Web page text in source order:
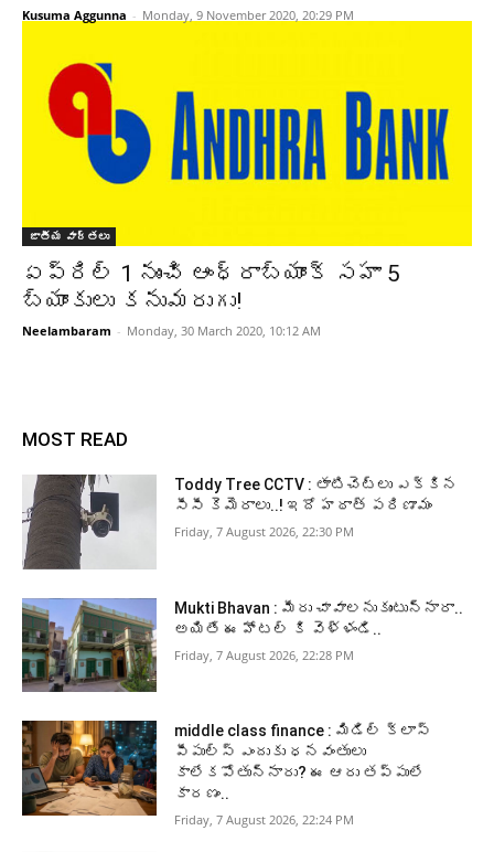
Kusuma Aggunna - Monday, 9 November 2020, 20:29 PM
జాతీయ వార్తలు
ఏప్రిల్ 1 నుంచి ఆంధ్రాబ్యాంక్ సహా 5
బ్యాంకులు కనుమరుగు!
Neelambaram - Monday, 30 March 2020, 10:12 AM
MOST READ
Toddy Tree CCTV : తాటిచెట్లు ఎక్కిన
సీసీ కెమెరాలు..! ఇదో హఠాత్ పరిణామం
Friday, 7 August 2026, 22:30 PM
Mukti Bhavan : మీరు చావాలనుకుంటున్నారా..
అయితే ఈ హోటల్ కి వెళ్ళండి..
Friday, 7 August 2026, 22:28 PM
middle class finance : మిడిల్ క్లాస్
పీపుల్స్ ఎందుకు ధనవంతులు
కాలేకపోతున్నారు? ఈ ఆరు తప్పులే
కారణం..
Friday, 7 August 2026, 22:24 PM